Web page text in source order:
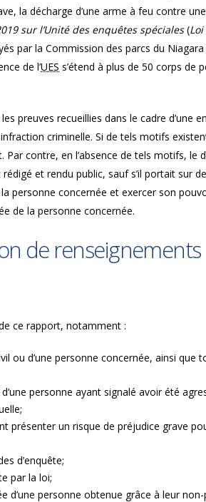
la décharge d’une arme à feu contre
sur l’Unité des enquêtes spéciales(Loi
par la Commission des parcs du
de l’UES s’étend à plus de 50 corps de
preuves recueillies dans le cadre d’une
criminelle. Si de tels motifs
contre, en l’absence de tels motifs, le
et rendu public, sauf s’il portait sur
personne concernée et exercer son
de la personne concernée.
de renseignements
ce rapport, notamment :
ou d’une personne concernée, ainsi que
personne ayant signalé avoir été
présenter un risque de préjudice grave
d’enquête;
par la loi;
d’une personne obtenue grâce à leur